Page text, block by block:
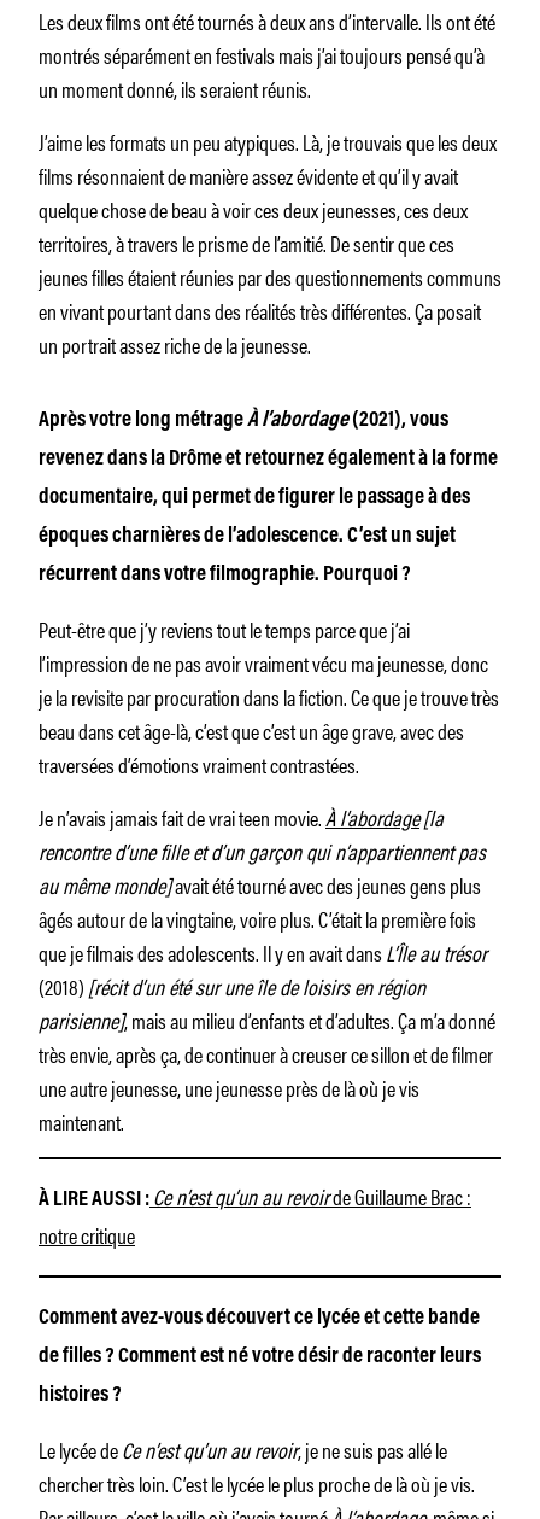
Les deux films ont été tournés à deux ans d’intervalle. Ils ont été
montrés séparément en festivals mais j’ai toujours pensé qu’à
un moment donné, ils seraient réunis.
J’aime les formats un peu atypiques. Là, je trouvais que les deux
films résonnaient de manière assez évidente et qu’il y avait
quelque chose de beau à voir ces deux jeunesses, ces deux
territoires, à travers le prisme de l’amitié. De sentir que ces
jeunes filles étaient réunies par des questionnements communs
en vivant pourtant dans des réalités très différentes. Ça posait
un portrait assez riche de la jeunesse.
Après votre long métrageÀ l’abordage(2021), vous
revenez dans la Drôme et retournez également à la forme
documentaire, qui permet de figurer le passage à des
époques charnières de l’adolescence. C’est un sujet
récurrent dans votre filmographie. Pourquoi ?
Peut-être que j’y reviens tout le temps parce que j’ai
l’impression de ne pas avoir vraiment vécu ma jeunesse, donc
je la revisite par procuration dans la fiction. Ce que je trouve très
beau dans cet âge-là, c’est que c’est un âge grave, avec des
traversées d’émotions vraiment contrastées.
Je n’avais jamais fait de vrai teen movie.À l’abordage[la
rencontre d’une fille et d’un garçon qui n’appartiennent pas
au même monde]avait été tourné avec des jeunes gens plus
âgés autour de la vingtaine, voire plus. C’était la première fois
que je filmais des adolescents. Il y en avait dansL’Île au trésor
(2018)[récit d’un été sur une île de loisirs en région
parisienne],mais au milieu d’enfants et d’adultes. Ça m’a donné
très envie, après ça, de continuer à creuser ce sillon et de filmer
une autre jeunesse, une jeunesse près de là où je vis
maintenant.
À LIRE AUSSI : Ce n’est qu’un au revoirde Guillaume Brac :
notre critique
Comment avez-vous découvert ce lycée et cette bande
de filles ? Comment est né votre désir de raconter leurs
histoires ?
Le lycée deCe n’est qu’un au revoir, je ne suis pas allé le
chercher très loin. C’est le lycée le plus proche de là où je vis.